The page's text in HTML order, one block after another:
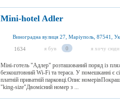
Mini-hotel Adler
Виноградна вулиця 27, Маріуполь, 87541,
1634 я був 0 я хочу сюди
Міні-готель "Адлер" розташований поряд із
безкоштовний Wi-Fi та тераса. У помешканні є
платній приватній парковці.Опис
"king-size"Двомісний номер з ...